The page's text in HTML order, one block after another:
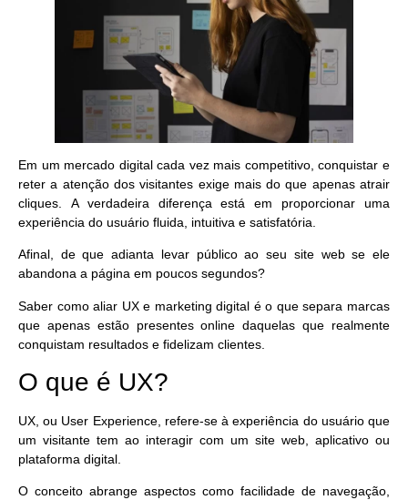
Em um mercado digital cada vez mais competitivo, conquistar e
reter a atenção dos visitantes exige mais do que apenas atrair
cliques. A verdadeira diferença está em proporcionar uma
experiência do usuário fluida, intuitiva e satisfatória.
Afinal, de que adianta levar público ao seu site web se ele
abandona a página em poucos segundos?
Saber como aliar UX e marketing digital é o que separa marcas
que apenas estão presentes online daquelas que realmente
conquistam resultados e fidelizam clientes.
O que é UX?
UX, ou User Experience, refere-se à experiência do usuário que
um visitante tem ao interagir com um site web, aplicativo ou
plataforma digital.
O conceito abrange aspectos como facilidade de navegação,